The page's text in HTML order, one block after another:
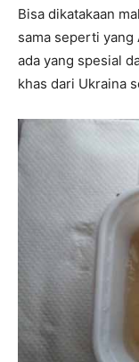
Bisa dikatakaan
sama seperti yang
ada yang spesial
khas dari Ukraina